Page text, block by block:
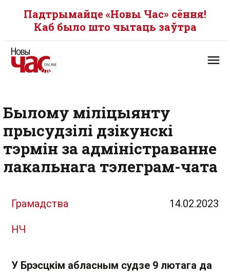
Падтрымайце «Новы Час» сёння!
Каб было што чытаць заўтра
Былому міліцыянту
прысудзілі дзікунскі
тэрмін за адміністраванне
лакальнага тэлеграм-чата
Грамадства 14.02.2023
НЧ
У Брэсцкім абласным судзе 9 лютага да